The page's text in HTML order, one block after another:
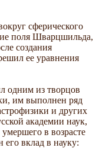
сферического
поля Шварцшильда,
создания
ее уравнения
одним из творцов
им выполнен ряд
и других
академии наук,
в возрасте
вклад в науку: